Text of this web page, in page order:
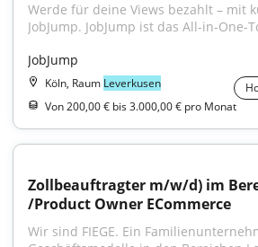
Werde für deine Views bezahlt – mit
JobJump. JobJump ist das All-in-One-
JobJump
Köln, Raum Leverkusen
Von 200,00 € bis 3.000,00 € pro Monat
Zollbeauftragter m/w/d) im
/Product Owner ECommerce
Wir sind FIEGE. Ein